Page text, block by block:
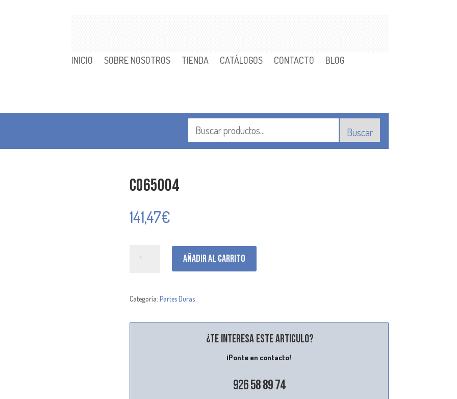
INICIO SOBRE NOSOTROS TIENDA CATÁLOGOS CONTACTO BLOG
Buscar
C065004
141,47€
Añadir al carrito
Categoría: Partes Duras
¿Te interesa este articulo?
¡Ponte en contacto!
926 58 89 74